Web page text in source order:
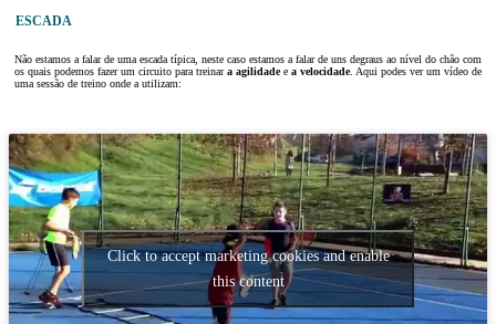
ESCADA
Não estamos a falar de uma escada típica, neste caso estamos a falar de uns degraus ao nível do chão com
os quais podemos fazer um circuito para treinara agilidadee a velocidade. Aqui podes ver um vídeo de
uma sessão de treino onde a utilizam:
Click to accept marketing cookies and enable
this content